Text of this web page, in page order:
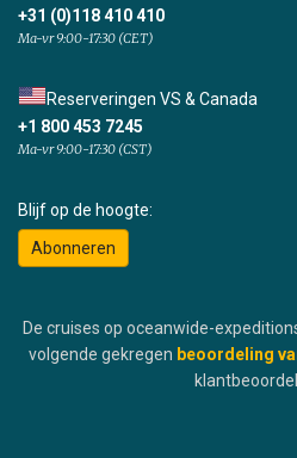
+31 (0)118 410 410
Ma-vr 9:00-17:30 (CET)
Reserveringen VS & Canada
+1 800 453 7245
Ma-vr 9:00-17:30 (CST)
Blijf op de hoogte:
Abonneren
De cruises op oceanwide-
volgende gekregen beoordeling